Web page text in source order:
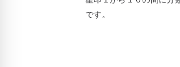
です。